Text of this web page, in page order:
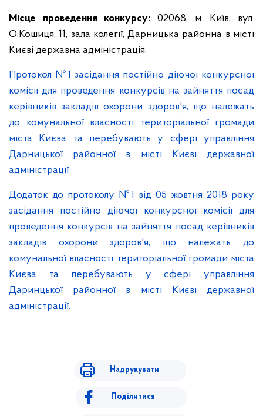
Місце проведення конкурсу: 02068, м. Київ, вул.
О.Кошиця, 11, зала колегії, Дарницька районна в місті
Києві державна адміністрація.
Протокол №1 засідання постійно діючої конкурсної
комісії для проведення конкурсів на зайняття посад
керівників закладів охорони здоров'я, що належать
до комунальної власності територіальної громади
міста Києва та перебувають у сфері управління
Дарницької районної в місті Києві державної
адміністрації
Додаток до протоколу №1 від 05 жовтня 2018 року
засідання постійно діючої конкурсної комісії для
проведення конкурсів на зайняття посад керівників
закладів охорони здоров'я, що належать до
комунальної власності територіальної громади міста
Києва та перебувають у сфері управління
Даринцької районної в місті Києві державної
адміністрації.
Надрукувати
Поділитися